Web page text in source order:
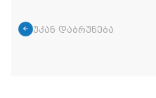
უკან დაბრუნება